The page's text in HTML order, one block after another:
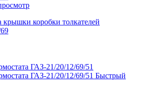
крышки коробки толкателей
Быстрый